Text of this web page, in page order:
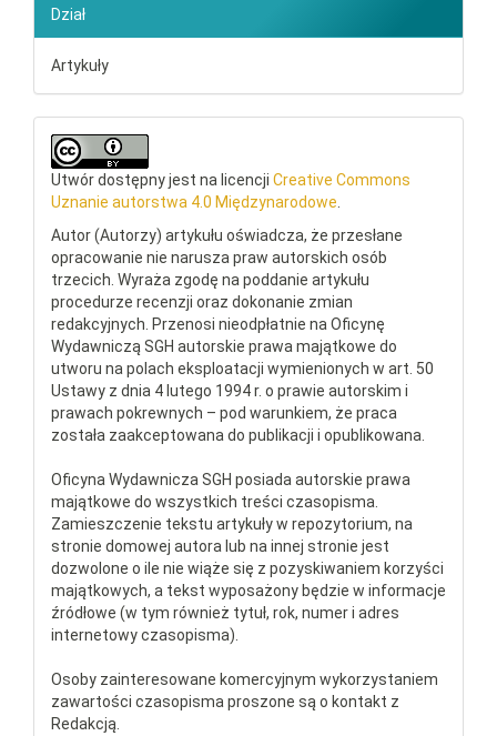
Dział
Artykuły
Utwór dostępny jest na licencji Creative Commons
Uznanie autorstwa 4.0 Międzynarodowe
Autor (Autorzy) artykułu oświadcza, że przesłane
opracowanie nie narusza praw autorskich osób
trzecich. Wyraża zgodę na poddanie artykułu
procedurze recenzji oraz dokonanie zmian
redakcyjnych. Przenosi nieodpłatnie na Oficynę
Wydawniczą SGH autorskie prawa majątkowe do
utworu na polach eksploatacji wymienionych w art. 50
Ustawy z dnia 4 lutego 1994 r. o prawie autorskim i
prawach pokrewnych – pod warunkiem, że praca
została zaakceptowana do publikacji i opublikowana.
Oficyna Wydawnicza SGH posiada autorskie prawa
majątkowe do wszystkich treści czasopisma.
Zamieszczenie tekstu artykuły w repozytorium, na
stronie domowej autora lub na innej stronie jest
dozwolone o ile nie wiąże się z pozyskiwaniem korzyści
majątkowych, a tekst wyposażony będzie w informacje
źródłowe (w tym również tytuł, rok, numer i adres
internetowy czasopisma).
Osoby zainteresowane komercyjnym wykorzystaniem
zawartości czasopisma proszone są o kontakt z
Redakcją.